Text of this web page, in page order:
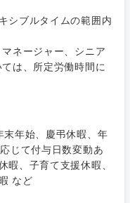
シブルタイムの範囲内
ネージャー、シニア
は、所定労働時間に
末年始、慶弔休暇、年
じて付与日数変動あ
暇、子育て支援休暇、
など